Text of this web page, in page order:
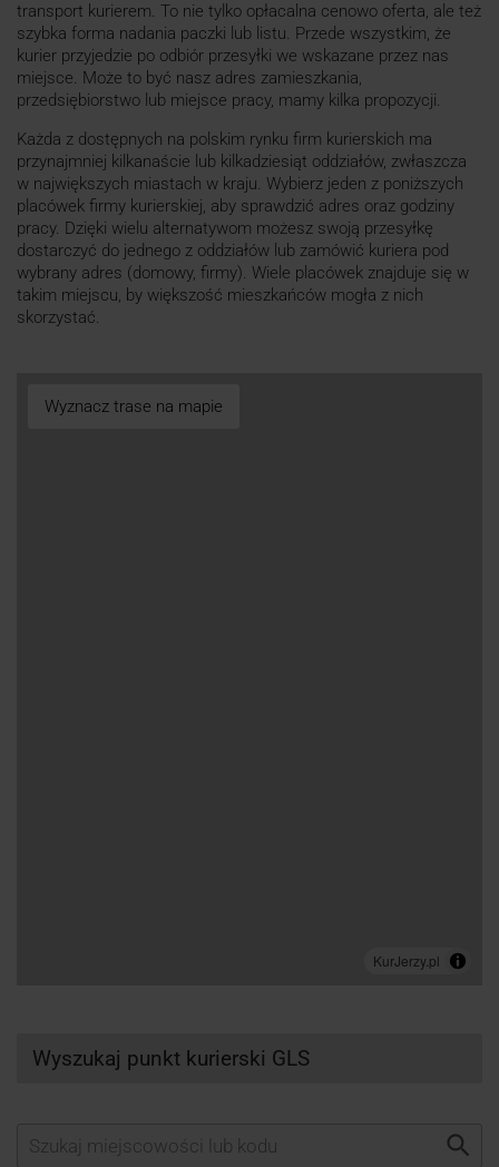
transport kurierem. To nie tylko opłacalna cenowo oferta, ale też
szybka forma nadania paczki lub listu. Przede wszystkim, że
kurier przyjedzie po odbiór przesyłki we wskazane przez nas
miejsce. Może to być nasz adres zamieszkania,
przedsiębiorstwo lub miejsce pracy, mamy kilka propozycji.
Każda z dostępnych na polskim rynku firm kurierskich ma
przynajmniej kilkanaście lub kilkadziesiąt oddziałów, zwłaszcza
w największych miastach w kraju. Wybierz jeden z poniższych
placówek firmy kurierskiej, aby sprawdzić adres oraz godziny
pracy. Dzięki wielu alternatywom możesz swoją przesyłkę
dostarczyć do jednego z oddziałów lub zamówić kuriera pod
wybrany adres (domowy, firmy). Wiele placówek znajduje się w
takim miejscu, by większość mieszkańców mogła z nich
skorzystać.
Wyznacz trase na mapie
Wyszukaj punkt kurierski GLS